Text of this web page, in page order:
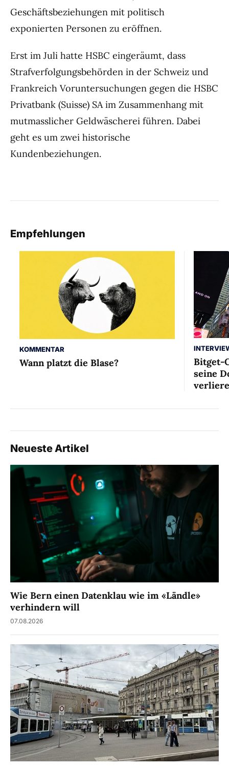
Geschäftsbeziehungen mit politisch
exponierten Personen zu eröffnen.
Erst im Juli hatte HSBC eingeräumt, dass
Strafverfolgungsbehörden in der Schweiz und
Frankreich Voruntersuchungen gegen die HSBC
Privatbank (Suisse) SA im Zusammenhang mit
mutmasslicher Geldwäscherei führen. Dabei
geht es um zwei historische
Kundenbeziehungen.
Empfehlungen
KOMMENTAR
Wann platzt die Blase?
Bitget-
seine
Neueste Artikel
Wie Bern einen Datenklau wie im «Ländle»
verhindern will
07.08.2026